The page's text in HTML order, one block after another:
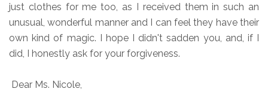
just clothes for me too, as I received them in such an
unusual, wonderful manner and I can feel they have their
own kind of magic. I hope I didn't sadden you, and, if I
did, I honestly ask for your forgiveness.
Dear Ms. Nicole,